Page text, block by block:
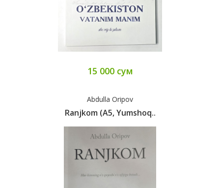
15 000 сум
Abdulla Oripov
Ranjkom (А5, Yumshoq..